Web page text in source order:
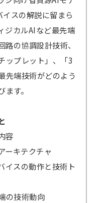
こえないなどの不
ます。
上、必ず事前のテ
いします。
の場合は、アプリ
ます）
ちらから問題なく
い。（テスト視聴動
」
・配信期間詳細＞
パスワードを配信
ください。
しますので開始日
す。その場合でも終
例の2/6開催セミナ
っても2/17まで視
スの解説に留まら
ジカルAIなど最先端
の協調設計技術、
ップレット」、「3
先端技術がどのよう
す。
容
ーキテクチャ
イスの動作と技術ト
の技術動向